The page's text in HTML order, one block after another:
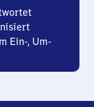
Ein-, Um-